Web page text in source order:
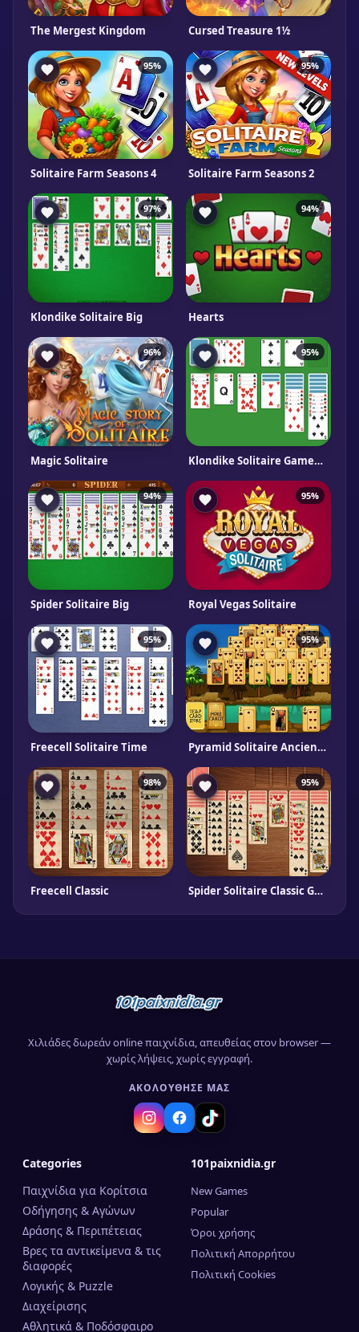
The Mergest Kingdom Cursed Treasure 1½
95%
Solitaire Farm Seasons 4
95%
Solitaire Farm Seasons 2
97%
Klondike Solitaire Big
94%
Hearts
96%
Magic Solitaire
95%
Klondike Solitaire Gameboss
94%
Spider Solitaire Big
95%
Royal Vegas Solitaire
95%
Freecell Solitaire Time
95%
Pyramid Solitaire Ancient Egypt
98%
Freecell Classic
95%
Spider Solitaire Classic Gameboss
Χιλιάδες δωρεάν online παιχνίδια, απευθείας στον browser —
χωρίς λήψεις, χωρίς εγγραφή.
ΑΚΟΛΟΎΘΗΣΈ ΜΑΣ
Categories
Παιχνίδια για Κορίτσια
Οδήγησης & Αγώνων
Δράσης & Περιπέτειας
Βρες τα αντικείμενα & τις
διαφορές
Λογικής & Puzzle
Διαχείρισης
Αθλητικά & Ποδόσφαιρο
101paixnidia.gr
New Games
Popular
Όροι χρήσης
Πολιτική Απορρήτου
Πολιτική Cookies